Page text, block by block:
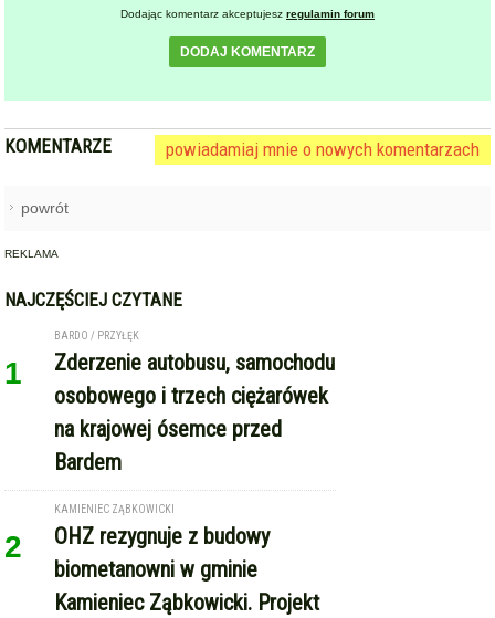
Dodając komentarz akceptujesz regulamin forum
DODAJ KOMENTARZ
KOMENTARZE powiadamiaj mnie o nowych komentarzach
powrót
REKLAMA
NAJCZĘŚCIEJ CZYTANE
1
BARDO / PRZYŁĘK
Zderzenie autobusu, samochodu
osobowego i trzech ciężarówek
na krajowej ósemce przed
Bardem
2
KAMIENIEC ZĄBKOWICKI
OHZ rezygnuje z budowy
biometanowni w gminie
Kamieniec Ząbkowicki. Projekt